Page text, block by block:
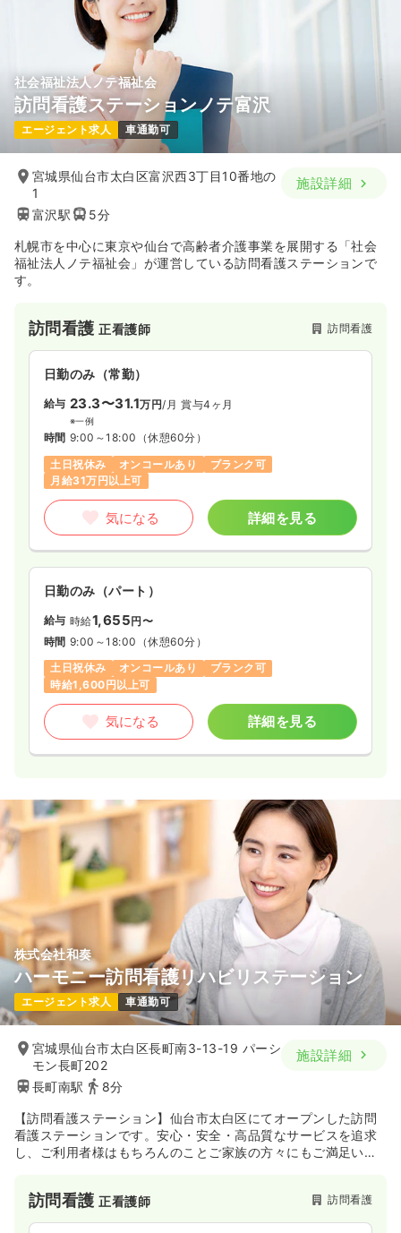
社会福祉法人ノテ福祉会
訪問看護ステーションノテ富沢
エージェント求人 車通勤可
宮城県仙台市太白区富沢西3丁目10番地の
1
富沢駅
5分
施設詳細
札幌市を中心に東京や仙台で高齢者介護事業を展開する「社会
福祉法人ノテ福祉会」が運営している訪問看護ステーションで
す。
訪問看護正看護師 訪問看護
日勤のみ（常勤）
給与 23.3〜31.1万円/月 賞与4ヶ月
※一例
時間 9:00～18:00 （休憩60分）
土日祝休み
オンコールあり
ブランク可
月給31万円以上可
気になる 詳細を見る
日勤のみ（パート）
給与 時給1,655円〜
時間 9:00～18:00 （休憩60分）
土日祝休み
オンコールあり
ブランク可
時給1,600円以上可
気になる 詳細を見る
株式会社和奏
ハーモニー訪問看護リハビリステーション
エージェント求人 車通勤可
宮城県仙台市太白区長町南3-13-19 パーシ
モン長町202
長町南駅
8分
施設詳細
【訪問看護ステーション】仙台市太白区にてオープンした訪問
看護ステーションです。安心・安全・高品質なサービスを追求
し、ご利用者様はもちろんのことご家族の方々にもご満足いた
訪問看護正看護師 訪問看護